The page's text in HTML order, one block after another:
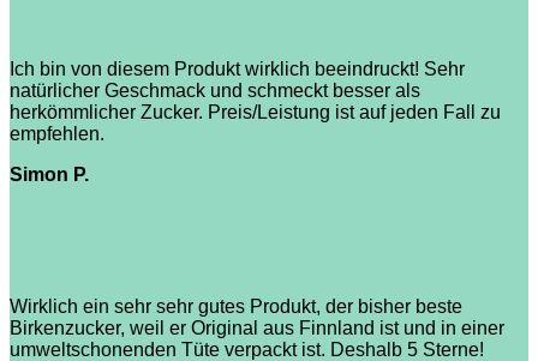
Ich bin von diesem Produkt wirklich beeindruckt! Sehr
natürlicher Geschmack und schmeckt besser als
herkömmlicher Zucker. Preis/Leistung ist auf jeden Fall zu
empfehlen.
Simon P.
Wirklich ein sehr sehr gutes Produkt, der bisher beste
Birkenzucker, weil er Original aus Finnland ist und in einer
umweltschonenden Tüte verpackt ist. Deshalb 5 Sterne!